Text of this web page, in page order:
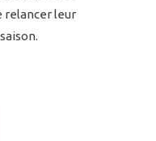
relancer leur